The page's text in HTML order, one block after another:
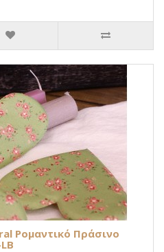
Ρομαντικό Πράσινο